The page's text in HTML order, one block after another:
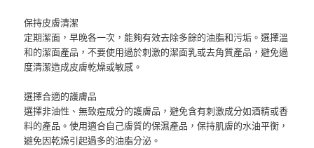
保持皮膚清潔
定期潔面，早晚各一次，能夠有效去除多餘的油脂和污垢。選擇溫
和的潔面產品，不要使用過於刺激的潔面乳或去角質產品，避免過
度清潔造成皮膚乾燥或敏感。
選擇合適的護膚品
選擇非油性、無致痘成分的護膚品，避免含有刺激成分如酒精或香
料的產品。使用適合自己膚質的保濕產品，保持肌膚的水油平衡，
避免因乾燥引起過多的油脂分泌。